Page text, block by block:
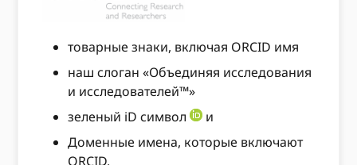
товарные знаки, включая ORCID имя
наш слоган «Объединяя исследования
и исследователей™»
зеленый iD символ
и
Доменные имена, которые включают
ORCID.